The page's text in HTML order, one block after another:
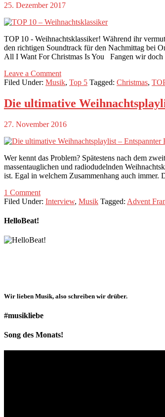
25. Dezember 2017
TOP 10 - Weihnachtsklassiker! Während ihr
den richtigen Soundtrack für den Nachmittag bei
All I Want For Christmas Is You Fangen wir doch
Leave a Comment
Filed Under: Musik, Top 5 Tagged: Christmas,
Die ultimative
27. November 2016
Wer kennt das Problem? Spätestens nach dem
massentauglichen und radiodudelnden
ist. Egal in welchem Zusammenhang auch immer.
1 Comment
Filed Under: Interview, Musik Tagged: Advent
HelloBeat!
Wir lieben Musik, also schreiben wir drüber.
#musikliebe
Song des Monats!